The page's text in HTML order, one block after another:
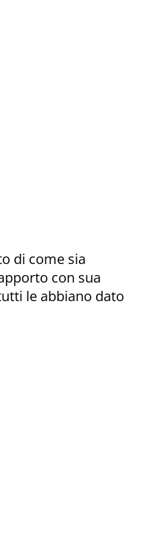
di come sia
con sua
le abbiano dato